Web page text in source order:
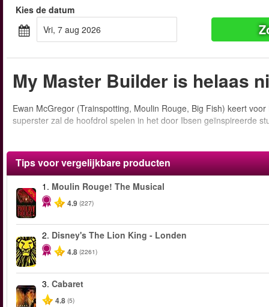
Kies de datum
vri, 7 aug 2026
My Master Builder is helaas
Ewan McGregor (Trainspotting, Moulin Rouge, Big Fish) keert
superster zal de hoofdrol spelen in het door Ibsen geïnspireerde
Tips voor vergelijkbare producten
-50%
1. Moulin Rouge! The Musical
4.9 (227)
2. Disney's The Lion King - Londen
4.8 (2261)
3. Cabaret
4.8 (5)